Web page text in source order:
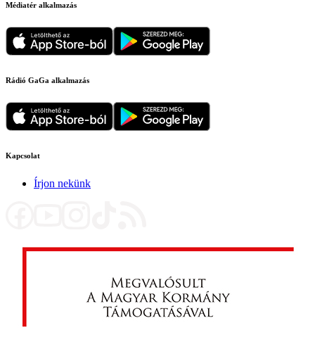
Médiatér alkalmazás
Rádió GaGa alkalmazás
Kapcsolat
Írjon nekünk